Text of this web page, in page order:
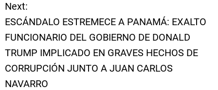
v
e
g
a
Next:
ESCÁNDALO ESTREMECE A PANAMÁ: EXALTO
FUNCIONARIO DEL GOBIERNO DE DONALD
TRUMP IMPLICADO EN GRAVES HECHOS DE
CORRUPCIÓN JUNTO A JUAN CARLOS
NAVARRO